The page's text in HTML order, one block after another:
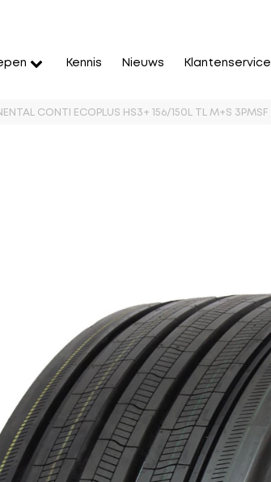
Kennis Nieuws Klantenservice
CONTI ECOPLUS HS3+ 156/150L TL M+S 3PMSF